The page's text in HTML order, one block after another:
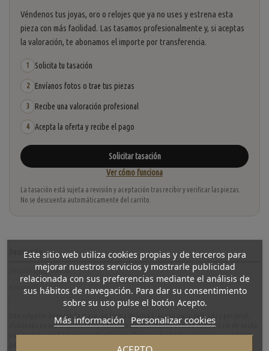
Véndenos tus joyas, oro o relojes que ya no uses y estrena esta
pieza con más facilidad. Las tasamos profesionalmente y, si aceptas
la valoración, te abonamos el importe por transferencia.
1 Solicita tu tasación
2 Envíanos fotos o trae tus piezas
3 Recibe una valoración profesional
4 Acepta la oferta y recibe el pago
Solicitar tasación
Ver cómo funciona
La tasación está sujeta a revisión y aceptación tras recibir y verificar las piezas.
No se descuenta automáticamente del carrito.
Descripción
Detalles del producto
Reviews (0)
Este colgante de segunda mano, en forma de letra E, es una pieza delicada y personal,
elaborada en oro de primera ley. Con unas dimensiones de 2 cm de alto y 1.2 cm de ancho,
y un peso de solo 0.6 gramos, este colgante ofrece un diseño fino y ligero que se adapta
perfectamente a cualquier cadena. La simplicidad y elegancia del oro resaltan en esta
Este sitio web utiliza cookies propias y de terceros para
mejorar nuestros servicios y mostrarle publicidad
relacionada con sus preferencias mediante el análisis de
sus hábitos de navegación. Para dar su consentimiento
sobre su uso pulse el botón Acepto.
Más información Personalizar cookies